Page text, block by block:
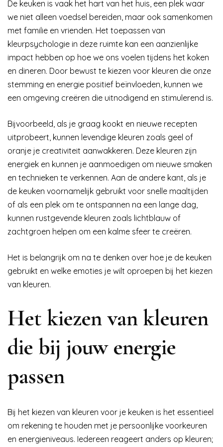
De keuken is vaak het hart van het huis, een plek waar
we niet alleen voedsel bereiden, maar ook samenkomen
met familie en vrienden. Het toepassen van
kleurpsychologie in deze ruimte kan een aanzienlijke
impact hebben op hoe we ons voelen tijdens het koken
en dineren. Door bewust te kiezen voor kleuren die onze
stemming en energie positief beïnvloeden, kunnen we
een omgeving creëren die uitnodigend en stimulerend is.
Bijvoorbeeld, als je graag kookt en nieuwe recepten
uitprobeert, kunnen levendige kleuren zoals geel of
oranje je creativiteit aanwakkeren. Deze kleuren zijn
energiek en kunnen je aanmoedigen om nieuwe smaken
en technieken te verkennen. Aan de andere kant, als je
de keuken voornamelijk gebruikt voor snelle maaltijden
of als een plek om te ontspannen na een lange dag,
kunnen rustgevende kleuren zoals lichtblauw of
zachtgroen helpen om een kalme sfeer te creëren.
Het is belangrijk om na te denken over hoe je de keuken
gebruikt en welke emoties je wilt oproepen bij het kiezen
van kleuren.
Het kiezen van kleuren
die bij jouw energie
passen
Bij het kiezen van kleuren voor je keuken is het essentieel
om rekening te houden met je persoonlijke voorkeuren
en energieniveaus. Iedereen reageert anders op kleuren;